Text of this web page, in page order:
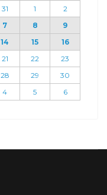
31 1
2
7 8
9
14 15
16
21 22
23
28 29
30
4 5 6